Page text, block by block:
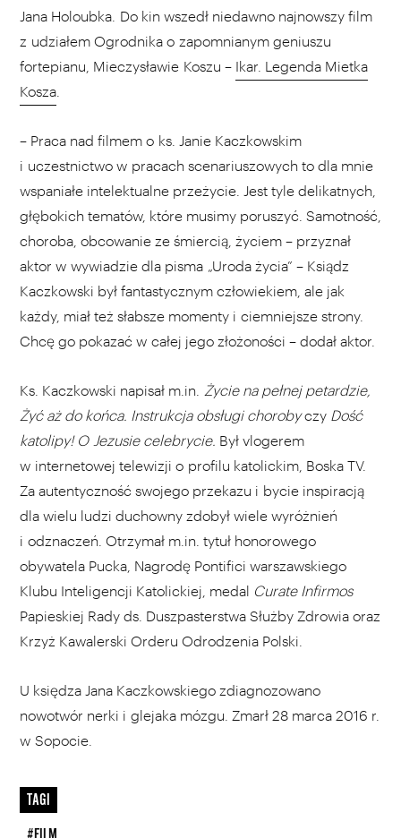
Jana Holoubka. Do kin wszedł niedawno najnowszy film
z udziałem Ogrodnika o zapomnianym geniuszu
fortepianu, Mieczysławie Koszu – Ikar. Legenda Mietka
Kosza
– Praca nad filmem o ks. Janie Kaczkowskim
i uczestnictwo w pracach scenariuszowych to dla mnie
wspaniałe intelektualne przeżycie. Jest tyle delikatnych,
głębokich tematów, które musimy poruszyć. Samotność,
choroba, obcowanie ze śmiercią, życiem – przyznał
aktor w wywiadzie dla pisma „Uroda życia” – Ksiądz
Kaczkowski był fantastycznym człowiekiem, ale jak
każdy, miał też słabsze momenty i ciemniejsze strony.
Chcę go pokazać w całej jego złożoności – dodał aktor.
Ks. Kaczkowski napisał m.in. Życie na pełnej petardzie,
Żyć aż do końca. Instrukcja obsługi chorobyczy Dość
katolipy! O Jezusie celebrycie. Był vlogerem
w internetowej telewizji o profilu katolickim, Boska TV.
Za autentyczność swojego przekazu i bycie inspiracją
dla wielu ludzi duchowny zdobył wiele wyróżnień
i odznaczeń. Otrzymał m.in. tytuł honorowego
obywatela Pucka, Nagrodę Pontifici warszawskiego
Klubu Inteligencji Katolickiej, medal Curate Infirmos
Papieskiej Rady ds. Duszpasterstwa Służby Zdrowia oraz
Krzyż Kawalerski Orderu Odrodzenia Polski.
U księdza Jana Kaczkowskiego zdiagnozowano
nowotwór nerki i glejaka mózgu. Zmarł 28 marca 2016 r.
w Sopocie.
TAGI